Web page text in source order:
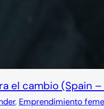
el cambio (Spain
, Emprendimiento